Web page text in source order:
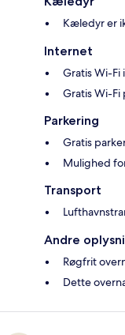
Kæledyr er
Internet
Gratis Wi-
Gratis Wi-
Parkering
Gratis
Mulighed
Transport
Andre
Røgfrit
Dette